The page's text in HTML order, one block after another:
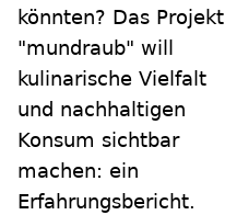
könnten? Das Projekt
"mundraub" will
kulinarische Vielfalt
und nachhaltigen
Konsum sichtbar
machen: ein
Erfahrungsbericht.